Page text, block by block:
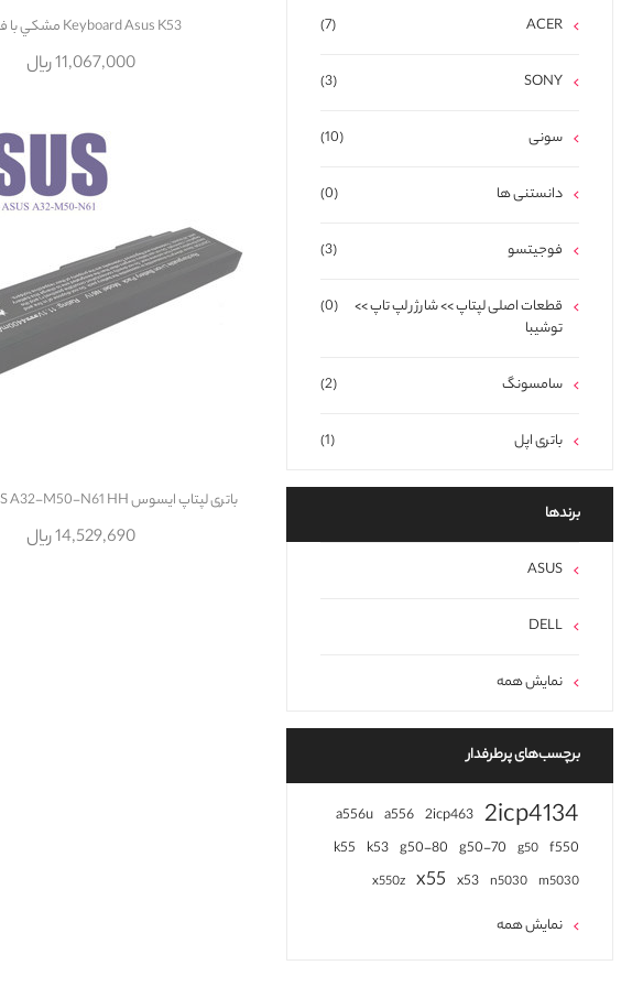
Keyboard Asus K53 مشکي با فريم
11,067,000 ریال
باتری لپتاپ ایسوس Battery ASUS A32-M50-N61 HH
14,529,690 ریال
(7) ACER
(3) SONY
(10) سونی
(0) دانستنی ها
(3) فوجیتسو
(0)
قطعات اصلی لپتاپ >> شارژر لپ تاپ >>
توشیبا
(2) سامسونگ
(1) باتری اپل
برند‌ها
ASUS
DELL
نمایش همه
برچسب‌های پرطرفدار
2icp4134
2icp463
a556
a556u
f550
g50
g50-70
g50-80
k53
k55
m5030
n5030
x53
x55
x550z
نمایش همه